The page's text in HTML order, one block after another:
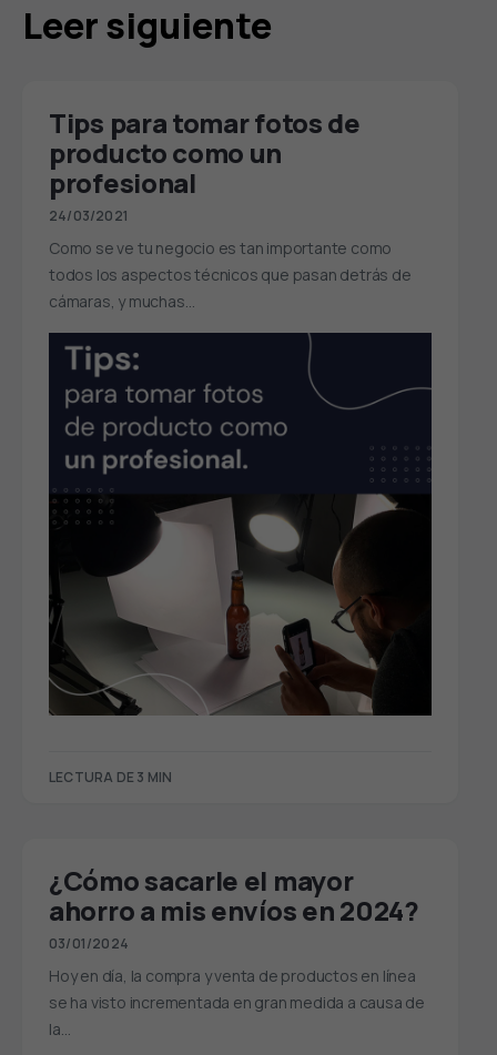
Leer siguiente
Tips para tomar fotos de
producto como un
profesional
24/03/2021
Como se ve tu negocio es tan importante como
todos los aspectos técnicos que pasan detrás de
cámaras, y muchas…
LECTURA DE 3 MIN
¿Cómo sacarle el mayor
ahorro a mis envíos en 2024?
03/01/2024
Hoy en día, la compra y venta de productos en línea
se ha visto incrementada en gran medida a causa de
la…